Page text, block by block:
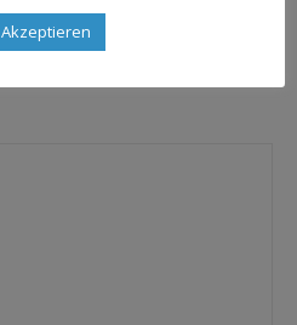
Akzeptieren